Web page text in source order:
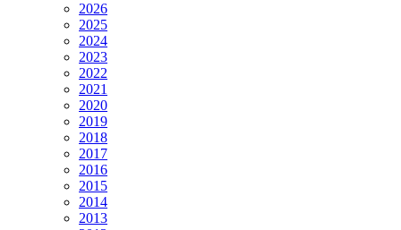
2026
2025
2024
2023
2022
2021
2020
2019
2018
2017
2016
2015
2014
2013